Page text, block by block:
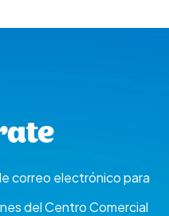
correo electrónico para
del Centro Comercial